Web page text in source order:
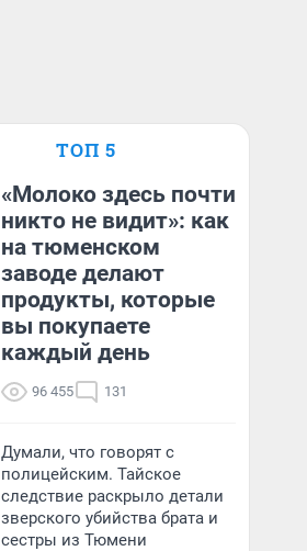
ТОП 5
«Молоко здесь почти
никто не видит»: как
на тюменском
заводе делают
продукты, которые
вы покупаете
каждый день
96 455 131
Думали, что говорят с
полицейским. Тайское
следствие раскрыло детали
зверского убийства брата и
сестры из Тюмени